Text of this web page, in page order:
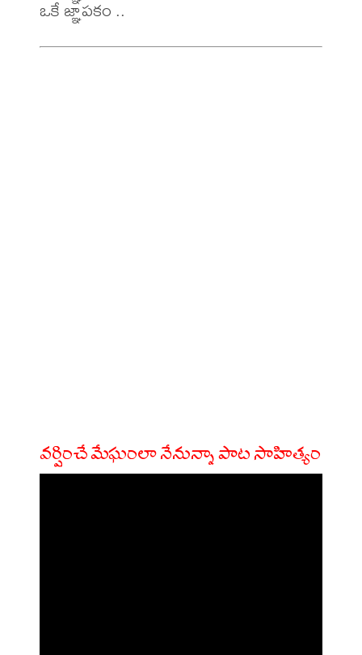
వర్షించే మేఘంలా నేనున్నా పాట సాహిత్యం